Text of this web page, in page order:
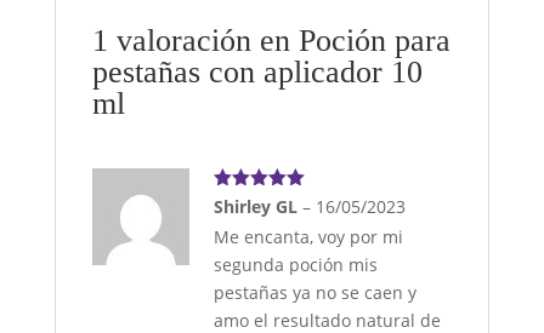
1 valoración en Poción para
pestañas con aplicador 10
ml
Valorado
con 5de 5
Shirley GL – 16/05/2023
Me encanta, voy por mi
segunda poción mis
pestañas ya no se caen y
amo el resultado natural de